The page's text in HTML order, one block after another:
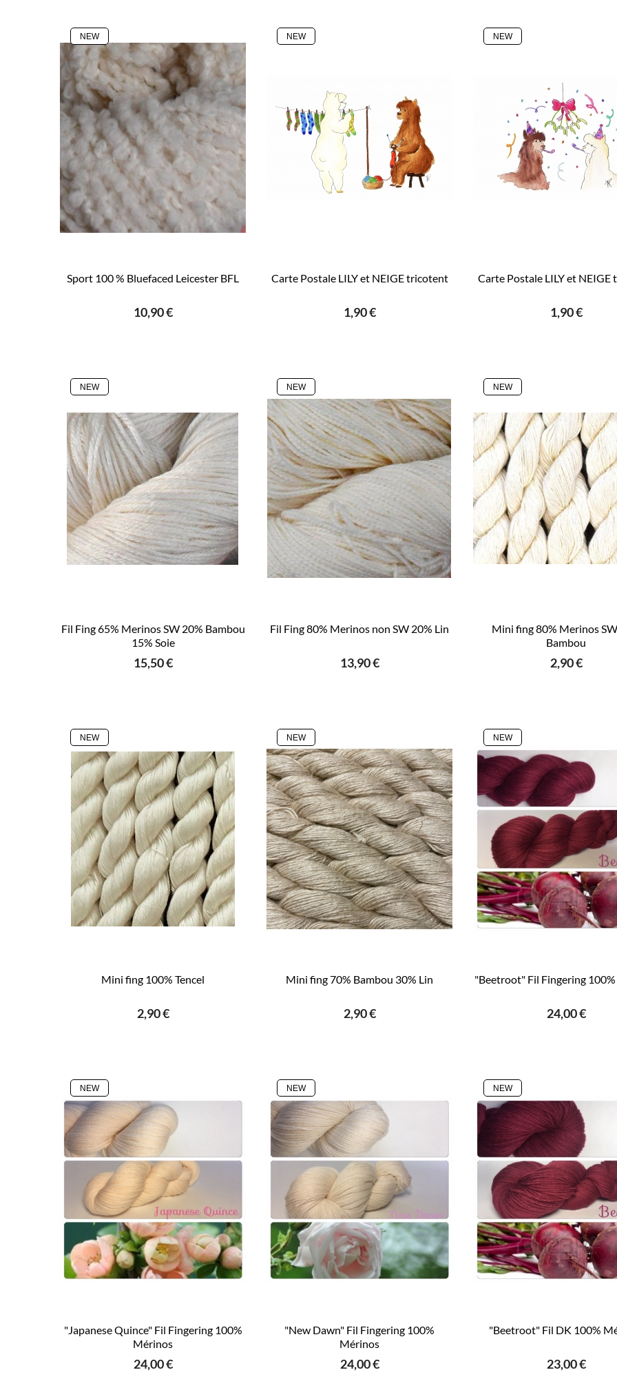
NEW
Sport 100 % Bluefaced Leicester BFL
10,90 €
NEW
Carte Postale LILY et NEIGE tricotent
1,90 €
NEW
Carte Postale LILY et NEIGE
1,90 €
NEW
Fil Fing 65% Merinos SW 20% Bambou
15% Soie
15,50 €
NEW
Fil Fing 80% Merinos non SW 20% Lin
13,90 €
NEW
Mini fing 80% Merinos
Bambou
2,90 €
NEW
Mini fing 100% Tencel
2,90 €
NEW
Mini fing 70% Bambou 30% Lin
2,90 €
NEW
"Beetroot" Fil Fingering
24,00 €
NEW
"Japanese Quince" Fil Fingering 100%
Mérinos
24,00 €
NEW
"New Dawn" Fil Fingering 100%
Mérinos
24,00 €
NEW
"Beetroot" Fil DK 100%
23,00 €